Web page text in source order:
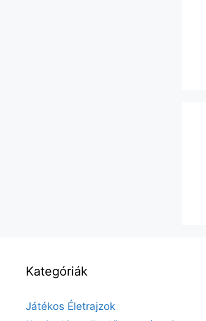
Kategóriák
Játékos Életrajzok